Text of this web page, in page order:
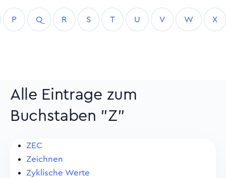
P Q R S T U V W X
Alle Eintrage zum
Buchstaben "Z"
ZEC
Zeichnen
Zyklische Werte